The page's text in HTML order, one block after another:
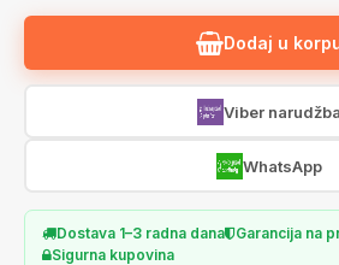
Dodaj u
Viber narudžba
WhatsApp
Dostava 1–3 radna dana
Garancija na
Sigurna kupovina